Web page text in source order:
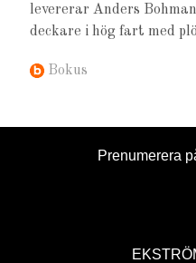
levererar Anders
deckare i hög fart med
Bokus
Prenumerera